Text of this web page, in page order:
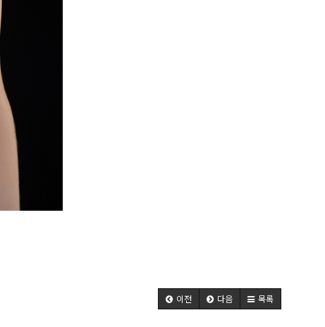
이전 다음 목록